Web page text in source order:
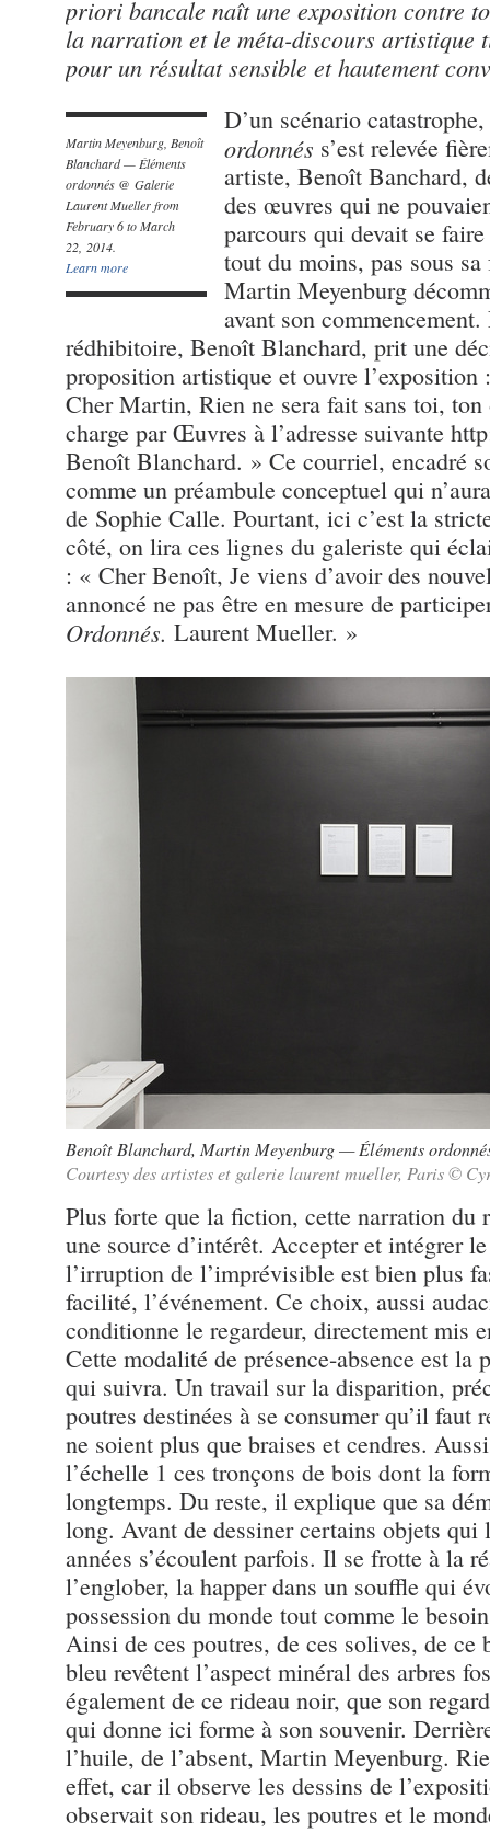
priori bancale naît une exposition contre
la narration et le méta-discours artistique
pour un résultat sensible et hautement
Martin Meyenburg, Benoît
Blanchard — Éléments
ordonnés @ Galerie
Laurent Mueller from
February 6 to March
22, 2014.
Learn more
D’un scénario
ordonnés s’est relevée
artiste, Benoît Banchard,
des œuvres qui ne
parcours qui devait se
tout du moins, pas sous
Martin Meyenburg
avant son
rédhibitoire, Benoît Blanchard, prit une
proposition artistique et ouvre
Cher Martin, Rien ne sera fait sans toi,
charge par Œuvres à l’adresse suivante
Benoît Blanchard. » Ce courriel, encadré
comme un préambule conceptuel qui
de Sophie Calle. Pourtant, ici c’est la
côté, on lira ces lignes du galeriste qui
: « Cher Benoît, Je viens d’avoir des
annoncé ne pas être en mesure de
Ordonnés. Laurent Mueller. »
Benoît Blanchard, Martin Meyenburg — Éléments
Courtesy des artistes et galerie laurent mueller, Paris ©
Plus forte que la fiction, cette narration du
une source d’intérêt. Accepter et intégrer
l’irruption de l’imprévisible est bien plus
facilité, l’événement. Ce choix, aussi
conditionne le regardeur, directement mis
Cette modalité de présence-absence est la
qui suivra. Un travail sur la disparition,
poutres destinées à se consumer qu’il faut
ne soient plus que braises et cendres.
l’échelle 1 ces tronçons de bois dont la
longtemps. Du reste, il explique que sa
long. Avant de dessiner certains objets qui
années s’écoulent parfois. Il se frotte à la
l’englober, la happer dans un souffle qui
possession du monde tout comme le
Ainsi de ces poutres, de ces solives, de ce
bleu revêtent l’aspect minéral des arbres
également de ce rideau noir, que son
qui donne ici forme à son souvenir.
l’huile, de l’absent, Martin Meyenburg.
effet, car il observe les dessins de
observait son rideau, les poutres et le